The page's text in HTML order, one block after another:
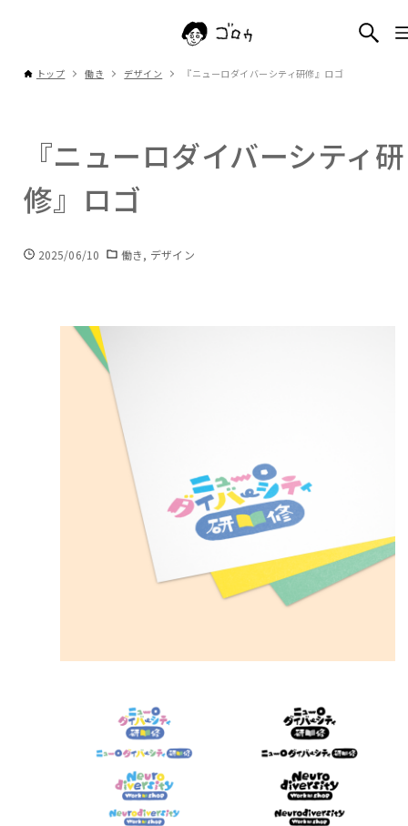
トップ 働き デザイン 『ニューロダイバーシティ研修』ロゴ
『ニューロダイバーシティ研
修』ロゴ
2025/06/10 働き デザイン